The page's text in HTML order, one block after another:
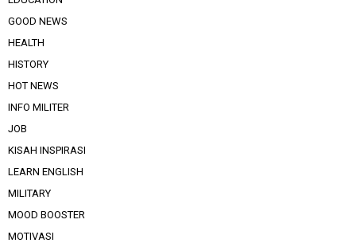
GOOD NEWS
HEALTH
HISTORY
HOT NEWS
INFO MILITER
JOB
KISAH INSPIRASI
LEARN ENGLISH
MILITARY
MOOD BOOSTER
MOTIVASI